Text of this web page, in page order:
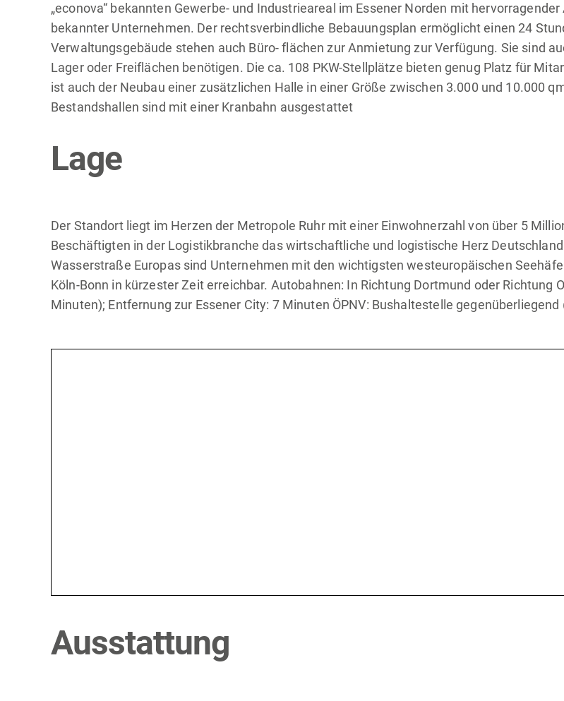
„econova“ bekannten Gewerbe- und Industrieareal im Essener Norden mit
bekannter Unternehmen. Der rechtsverbindliche Bebauungsplan ermöglicht einen 24
Verwaltungsgebäude stehen auch Büro- flächen zur Anmietung zur Verfügung. Sie sind
Lager oder Freiflächen benötigen. Die ca. 108 PKW-Stellplätze bieten genug Platz für
ist auch der Neubau einer zusätzlichen Halle in einer Größe zwischen 3.000 und 10.000
Bestandshallen sind mit einer Kranbahn ausgestattet
Lage
Der Standort liegt im Herzen der Metropole Ruhr mit einer Einwohnerzahl von über 5
Beschäftigten in der Logistikbranche das wirtschaftliche und logistische Herz
Wasserstraße Europas sind Unternehmen mit den wichtigsten westeuropäischen
Köln-Bonn in kürzester Zeit erreichbar. Autobahnen: In Richtung Dortmund oder Richtung
Minuten); Entfernung zur Essener City: 7 Minuten ÖPNV: Bushaltestelle gegenüberliegend
Ausstattung